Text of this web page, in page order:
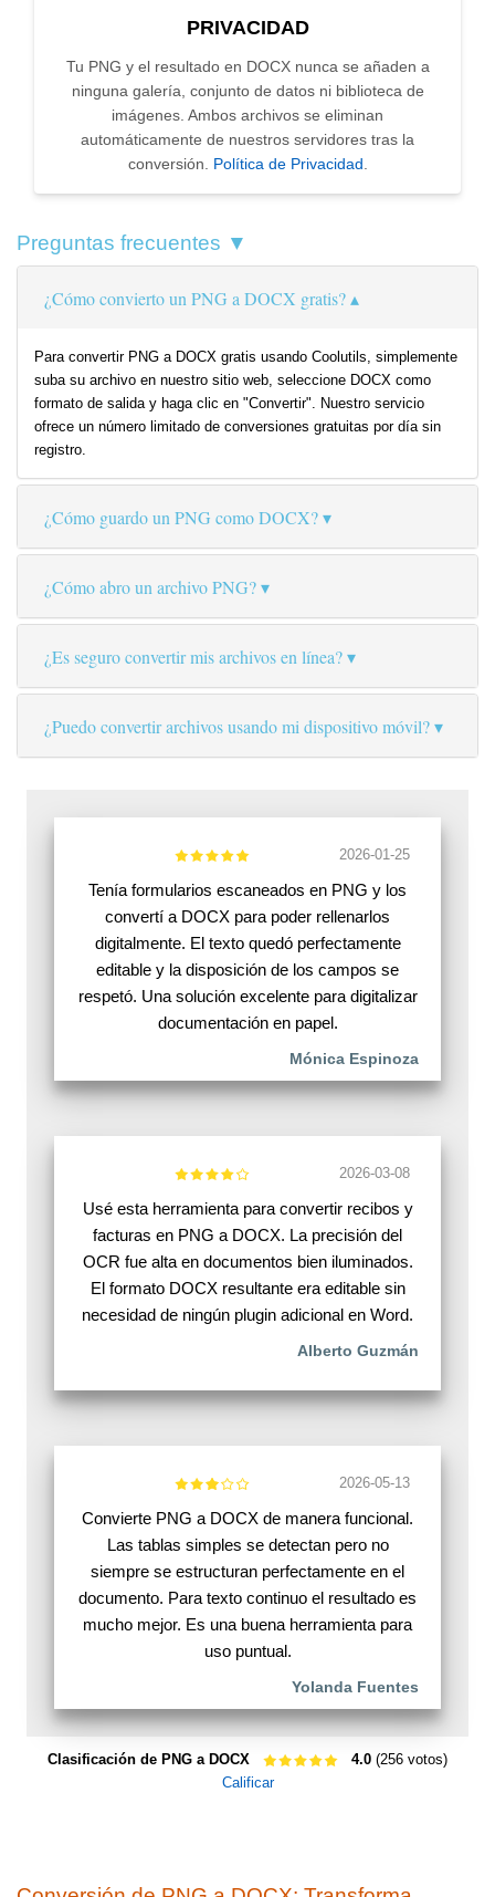
PRIVACIDAD
Tu PNG y el resultado en DOCX nunca se añaden a
ninguna galería, conjunto de datos ni biblioteca de
imágenes. Ambos archivos se eliminan
automáticamente de nuestros servidores tras la
conversión. Política de Privacidad.
Preguntas frecuentes ▼
¿Cómo convierto un PNG a DOCX gratis?
Para convertir PNG a DOCX gratis usando Coolutils, simplemente
suba su archivo en nuestro sitio web, seleccione DOCX como
formato de salida y haga clic en "Convertir". Nuestro servicio
ofrece un número limitado de conversiones gratuitas por día sin
registro.
¿Cómo guardo un PNG como DOCX?
¿Cómo abro un archivo PNG?
¿Es seguro convertir mis archivos en línea?
¿Puedo convertir archivos usando mi dispositivo móvil?
2026-01-25
Tenía formularios escaneados en PNG y los
convertí a DOCX para poder rellenarlos
digitalmente. El texto quedó perfectamente
editable y la disposición de los campos se
respetó. Una solución excelente para digitalizar
documentación en papel.
Mónica Espinoza
2026-03-08
Usé esta herramienta para convertir recibos y
facturas en PNG a DOCX. La precisión del
OCR fue alta en documentos bien iluminados.
El formato DOCX resultante era editable sin
necesidad de ningún plugin adicional en Word.
Alberto Guzmán
2026-05-13
Convierte PNG a DOCX de manera funcional.
Las tablas simples se detectan pero no
siempre se estructuran perfectamente en el
documento. Para texto continuo el resultado es
mucho mejor. Es una buena herramienta para
uso puntual.
Yolanda Fuentes
Clasificación de PNG a DOCX 4.0 (256 votos)
Calificar